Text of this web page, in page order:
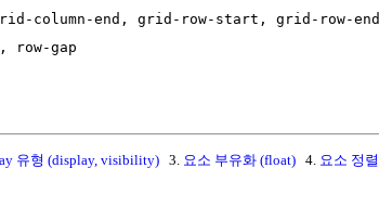
column-end, grid-row-start, grid-row-end
row-gap
유형 (display, visibility) 3. 요소 부유화 (float) 4. 요소 정렬